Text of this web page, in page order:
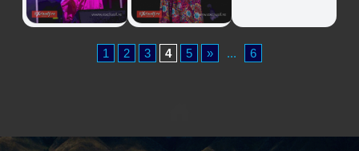
1 2 3 4 5 » ... 6